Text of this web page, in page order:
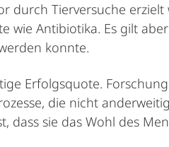
durch Tierversuche
Antibiotika. Es gilt
konnte.
Erfolgsquote.
die nicht
sie das Wohl des